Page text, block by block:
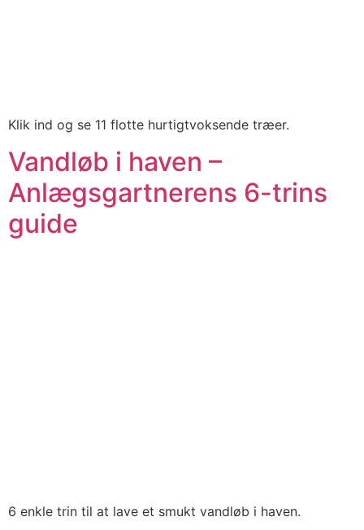
Klik ind og se 11 flotte hurtigtvoksende træer.
Vandløb i haven –
Anlægsgartnerens 6-trins
guide
6 enkle trin til at lave et smukt vandløb i haven.